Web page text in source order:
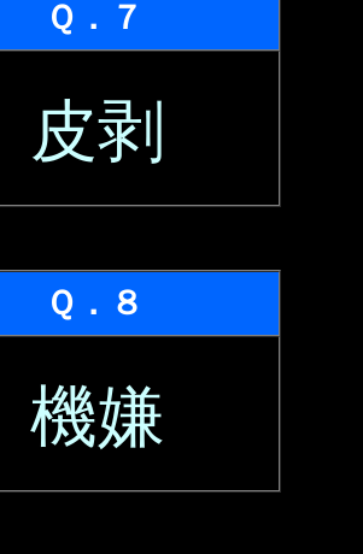
Ｑ．７
皮剥
Ｑ．８
機嫌